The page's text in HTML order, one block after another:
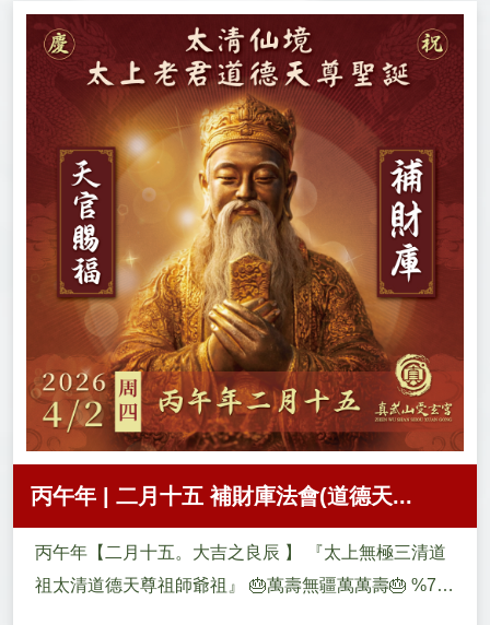
丙午年 | 二月十五 補財庫法會(道德天...
丙午年【二月十五。大吉之良辰 】 『太上無極三清道
祖太清道德天尊祖師爺祖』 🎂萬壽無疆萬萬壽🎂 %7C